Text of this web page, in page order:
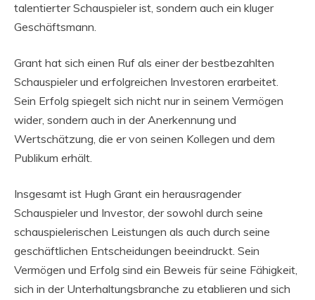
talentierter Schauspieler ist, sondern auch ein kluger
Geschäftsmann.
Grant hat sich einen Ruf als einer der bestbezahlten
Schauspieler und erfolgreichen Investoren erarbeitet.
Sein Erfolg spiegelt sich nicht nur in seinem Vermögen
wider, sondern auch in der Anerkennung und
Wertschätzung, die er von seinen Kollegen und dem
Publikum erhält.
Insgesamt ist Hugh Grant ein herausragender
Schauspieler und Investor, der sowohl durch seine
schauspielerischen Leistungen als auch durch seine
geschäftlichen Entscheidungen beeindruckt. Sein
Vermögen und Erfolg sind ein Beweis für seine Fähigkeit,
sich in der Unterhaltungsbranche zu etablieren und sich